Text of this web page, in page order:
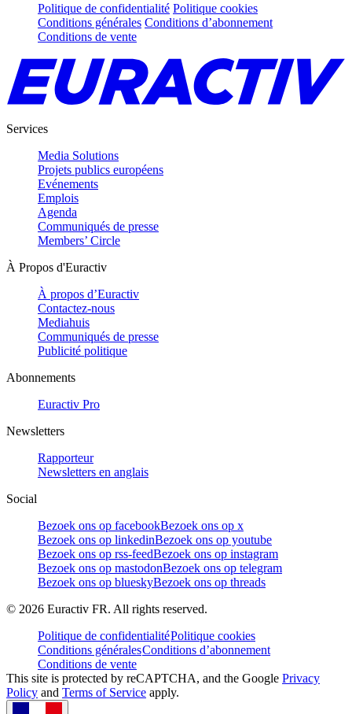
Politique de confidentialité Politique cookies
Conditions générales Conditions d’abonnement
Conditions de vente
Services
Media Solutions
Projets publics européens
Evénements
Emplois
Agenda
Communiqués de presse
Members’ Circle
À Propos d'Euractiv
À propos d’Euractiv
Contactez-nous
Mediahuis
Communiqués de presse
Publicité politique
Abonnements
Euractiv Pro
Newsletters
Rapporteur
Newsletters en anglais
Social
Bezoek ons op facebookBezoek ons op x
Bezoek ons op linkedinBezoek ons op youtube
Bezoek ons op rss-feedBezoek ons op instagram
Bezoek ons op mastodonBezoek ons op telegram
Bezoek ons op blueskyBezoek ons op threads
© 2026 Euractiv FR. All rights reserved.
Politique de confidentialitéPolitique cookies
Conditions généralesConditions d’abonnement
Conditions de vente
This site is protected by reCAPTCHA, and the Google Privacy
Policy and Terms of Service apply.